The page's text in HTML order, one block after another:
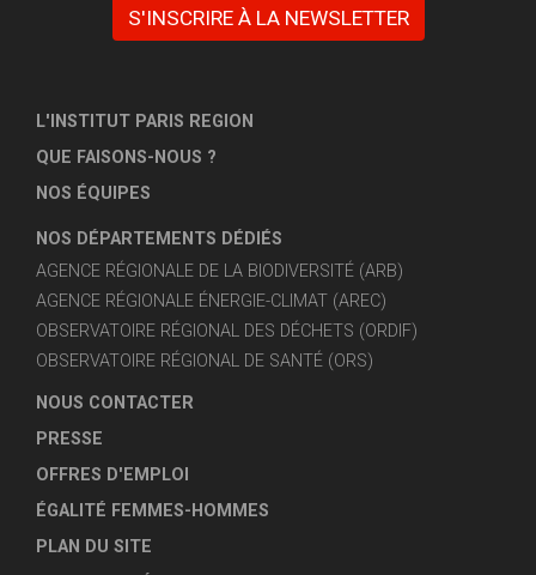
S'INSCRIRE À LA NEWSLETTER
L'INSTITUT PARIS REGION
QUE FAISONS-NOUS ?
NOS ÉQUIPES
NOS DÉPARTEMENTS DÉDIÉS
AGENCE RÉGIONALE DE LA BIODIVERSITÉ (ARB)
AGENCE RÉGIONALE ÉNERGIE-CLIMAT (AREC)
OBSERVATOIRE RÉGIONAL DES DÉCHETS (ORDIF)
OBSERVATOIRE RÉGIONAL DE SANTÉ (ORS)
NOUS CONTACTER
PRESSE
OFFRES D'EMPLOI
ÉGALITÉ FEMMES-HOMMES
PLAN DU SITE